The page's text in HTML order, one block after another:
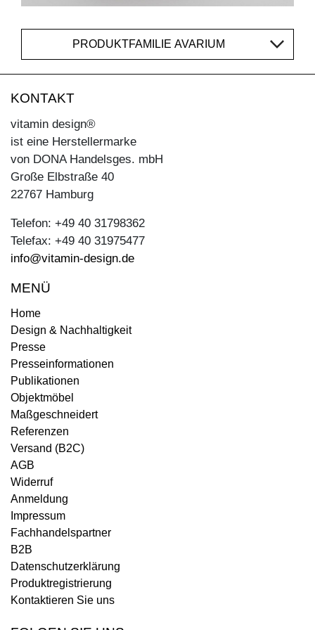
PRODUKTFAMILIE AVARIUM
KONTAKT
vitamin design®
ist eine Herstellermarke
von DONA Handelsges. mbH
Große Elbstraße 40
22767 Hamburg
Telefon: +49 40 31798362
Telefax: +49 40 31975477
info@vitamin-design.de
MENÜ
Home
Design & Nachhaltigkeit
Presse
Presseinformationen
Publikationen
Objektmöbel
Maßgeschneidert
Referenzen
Versand (B2C)
AGB
Widerruf
Anmeldung
Impressum
Fachhandelspartner
B2B
Datenschutzerklärung
Produktregistrierung
Kontaktieren Sie uns